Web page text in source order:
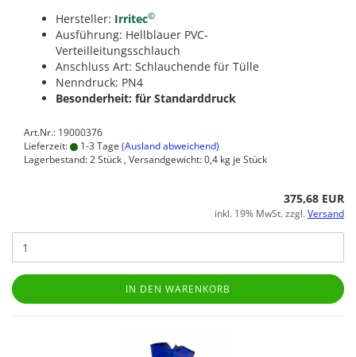
Hersteller: Irritec©
Ausführung: Hellblauer PVC-
Verteilleitungsschlauch
Anschluss Art: Schlauchende für Tülle
Nenndruck: PN4
Besonderheit: für Standarddruck
Art.Nr.: 19000376
Lieferzeit:
1-3 Tage (Ausland abweichend)
Lagerbestand: 2 Stück , Versandgewicht:0,4 kg je Stück
375,68 EUR
inkl. 19% MwSt. zzgl.Versand
IN DEN WARENKORB